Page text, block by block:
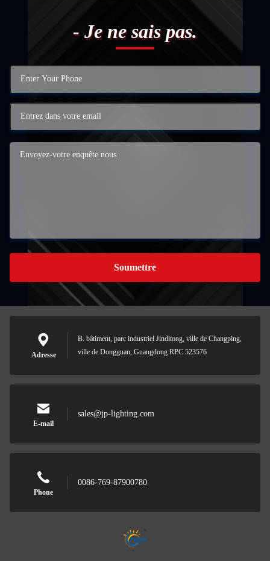
- Je ne sais pas.
Soumettre
Adresse
B. bâtiment, parc industriel Jinditong, ville de Changping,
ville de Dongguan, Guangdong RPC 523576
E-mail
sales@jp-lighting.com
Phone
0086-769-87900780